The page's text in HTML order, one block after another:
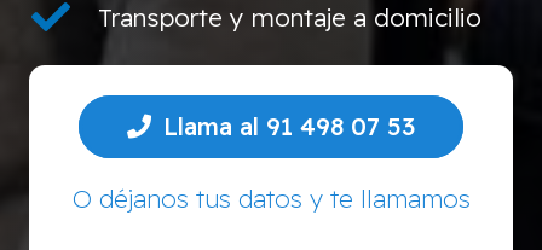
Transporte y montaje a domicilio
Llama al 91 498 07 53
O déjanos tus datos y te llamamos